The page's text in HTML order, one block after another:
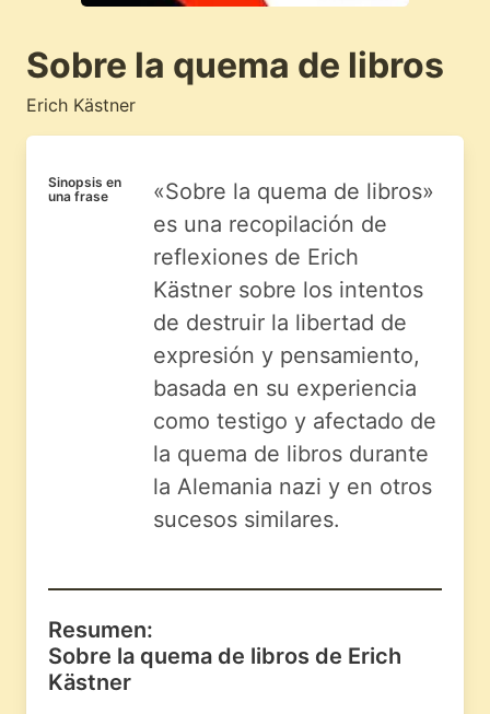
Sobre la quema de libros
Erich Kästner
Sinopsis en
una frase
«Sobre la quema de libros»
es una recopilación de
reflexiones de Erich
Kästner sobre los intentos
de destruir la libertad de
expresión y pensamiento,
basada en su experiencia
como testigo y afectado de
la quema de libros durante
la Alemania nazi y en otros
sucesos similares.
Resumen:
Sobre la quema de libros de Erich
Kästner